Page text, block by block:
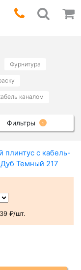
Фурнитура
каналом
Фильтры 1
плинтус с кабель-
Темный 217
₽/шт.